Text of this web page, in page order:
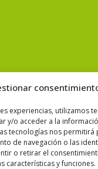
experiencias, utilizamos
y/o acceder a la
tecnologías nos
de navegación o las
o retirar el
características y funciones.